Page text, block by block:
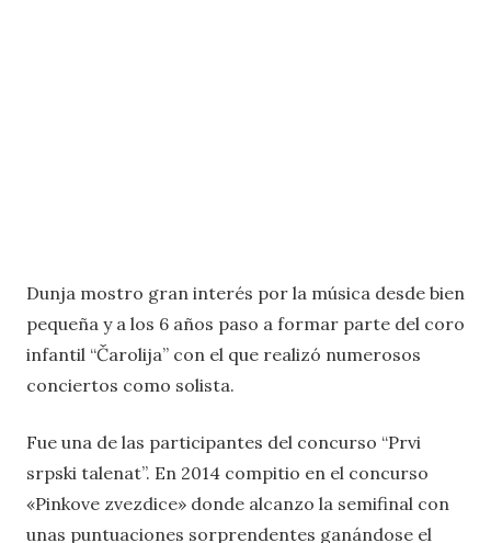
Dunja mostro gran interés por la música desde bien
pequeña y a los 6 años paso a formar parte del coro
infantil “Čarolija” con el que realizó numerosos
conciertos como solista.
Fue una de las participantes del concurso “Prvi
srpski talenat”. En 2014 compitio en el concurso
«Pinkove zvezdice» donde alcanzo la semifinal con
unas puntuaciones sorprendentes ganándose el